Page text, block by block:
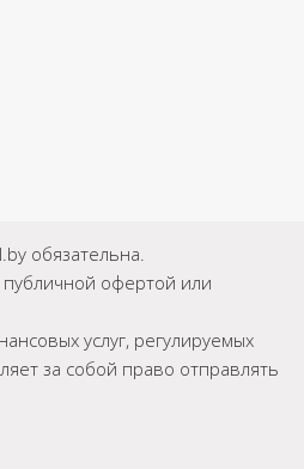
обязательна.
публичной офертой или
услуг, регулируемых
за собой право отправлять